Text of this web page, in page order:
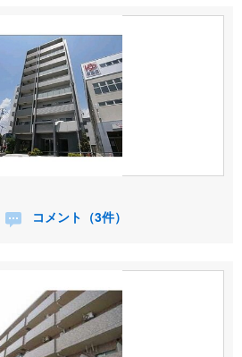
コメント（3件）